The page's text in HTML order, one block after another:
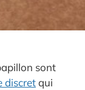
sont
discretqui